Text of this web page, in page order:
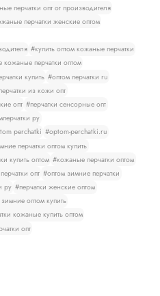
перчатки опт от производителя
перчатки женские оптом
#купить оптом кожаные перчатки
кожаные перчатки оптом
купить #оптом перчатки ru
из кожи опт
опт #перчатки сенсорные опт
ру
perchatki #optom-perchatki.ru
перчатки оптом купить
купить оптом #кожаные перчатки оптом
опт #оптом зимние перчатки
ру #перчатки женские оптом
оптом купить
кожаные купить оптом
опт